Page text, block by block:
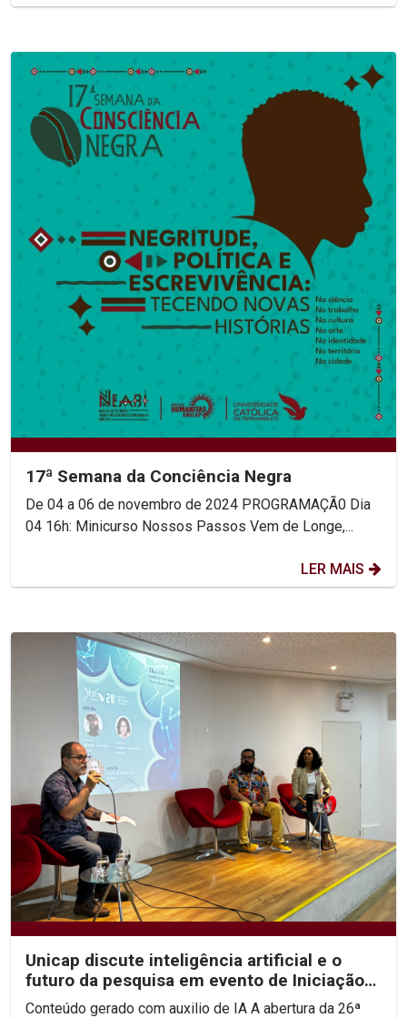
17ª Semana da Conciência Negra
De 04 a 06 de novembro de 2024 PROGRAMAÇÃ0 Dia
04 16h: Minicurso Nossos Passos Vem de Longe,...
LER MAIS
Unicap discute inteligência artificial e o
futuro da pesquisa em evento de Iniciação
Científica
Conteúdo gerado com auxilio de IA A abertura da 26ª